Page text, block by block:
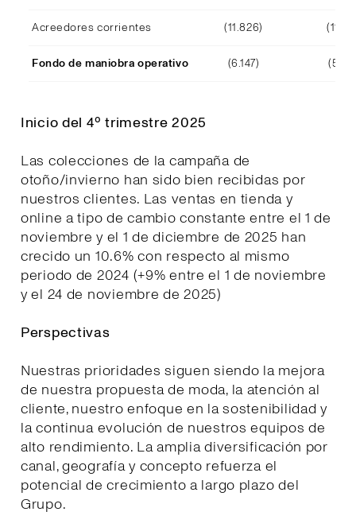
Acreedores corrientes (11.826)
Fondo de maniobra operativo (6.147)
Inicio del 4º trimestre 2025
Las colecciones de la campaña de
otoño/invierno han sido bien recibidas por
nuestros clientes. Las ventas en tienda y
online a tipo de cambio constante entre el 1 de
noviembre y el 1 de diciembre de 2025 han
crecido un 10.6% con respecto al mismo
periodo de 2024 (+9% entre el 1 de noviembre
y el 24 de noviembre de 2025)
Perspectivas
Nuestras prioridades siguen siendo la mejora
de nuestra propuesta de moda, la atención al
cliente, nuestro enfoque en la sostenibilidad y
la continua evolución de nuestros equipos de
alto rendimiento. La amplia diversificación por
canal, geografía y concepto refuerza el
potencial de crecimiento a largo plazo del
Grupo.